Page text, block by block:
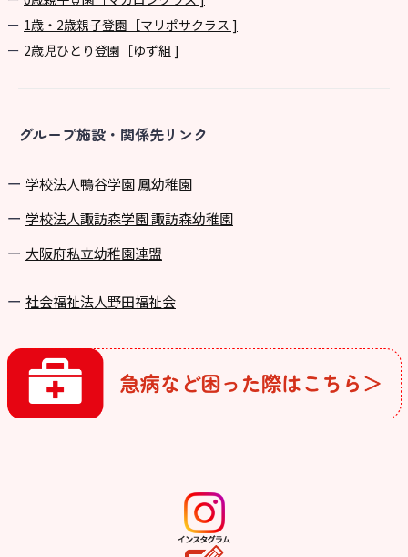
1歳・2歳親子登園［マリポサクラス ]
2歳児ひとり登園［ゆず組 ]
グループ施設・関係先リンク
学校法⼈鴨⾕学園 鳳幼稚園
学校法⼈諏訪森学園 諏訪森幼稚園
⼤阪府私⽴幼稚園連盟
社会福祉法人野田福祉会